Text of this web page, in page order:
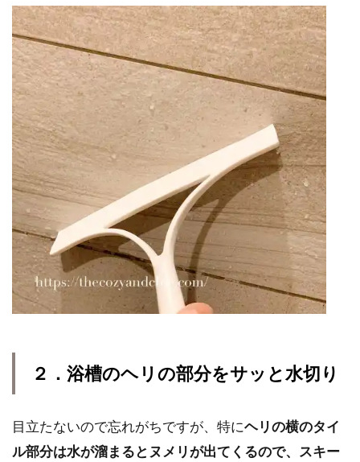
２．浴槽のヘリの部分をサッと水切り
目立たないので忘れがちですが、特にヘリの横のタイ
ル部分は水が溜まるとヌメリが出てくるので、スキー